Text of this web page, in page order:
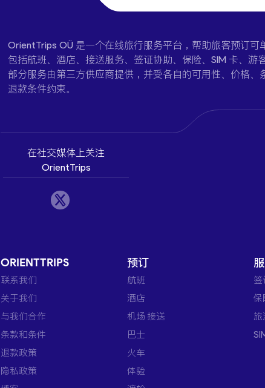
OrientTrips OÜ 是一个在线旅行服务平台，帮助旅客预订可
包括航班、酒店、接送服务、签证协助、保险、SIM 卡、游
部分服务由第三方供应商提供，并受各自的可用性、价格、
退款条件约束。
在社交媒体上关注
OrientTrips
ORIENTTRIPS
联系我们
关于我们
与我们合作
条款和条件
退款政策
隐私政策
预订
航班
酒店
机场 接送
巴士
火车
体验
签
保
旅